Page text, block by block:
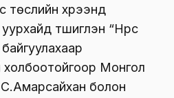
төслийн хүрээнд
түшиглэн “Нүүрс
холбоотойгоор Монгол
болон